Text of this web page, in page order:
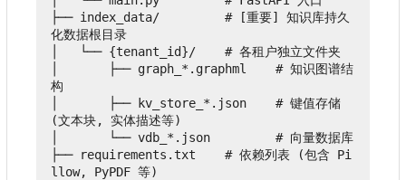
├── index_data/         # [重要] 知识库持久
化数据根目录
│   └── {tenant_id}/    # 各租户独立文件夹
│       ├── graph_*.graphml    # 知识图谱结
构
│       ├── kv_store_*.json    # 键值存储
(文本块, 实体描述等)
│       └── vdb_*.json         # 向量数据库
├── requirements.txt    # 依赖列表 (包含 Pi
llow, PyPDF 等)